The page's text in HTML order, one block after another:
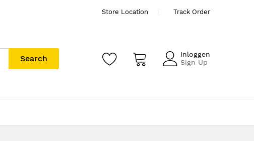
Store Location Track Order
Search
Inloggen
Sign Up